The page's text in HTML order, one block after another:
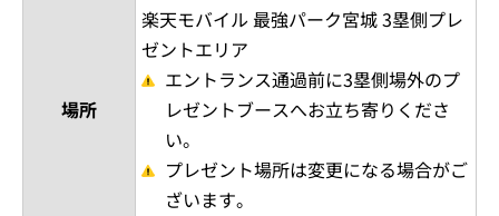
場所
楽天モバイル 最強パーク宮城 3塁側プレ
ゼントエリア
エントランス通過前に3塁側場外のプ
レゼントブースへお立ち寄りくださ
い。
プレゼント場所は変更になる場合がご
ざいます。